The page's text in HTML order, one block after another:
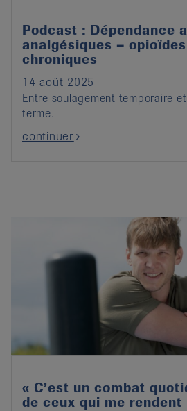
Podcast : Dépendance
analgésiques –
chroniques
14 août 2025
Entre soulagement temporaire
terme.
continuer
« C’est un combat
de ceux qui me rendent